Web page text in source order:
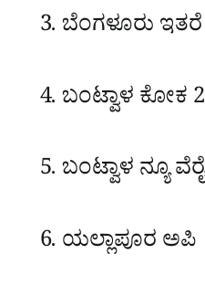
ಬೆಂಗಳೂರು ಇತರೆ
ಬಂಟ್ವಾಳ ಕೋಕ
ಬಂಟ್ವಾಳ ನ್ಯೂ
ಯಲ್ಲಾಪೂರ ಅಪಿ